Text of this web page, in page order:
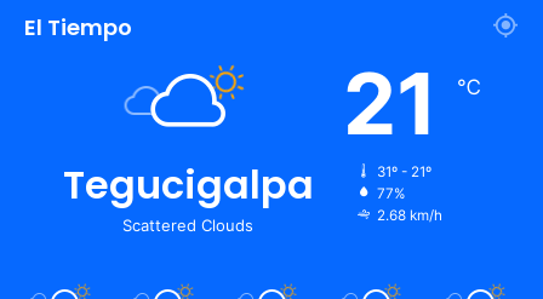
El Tiempo
Tegucigalpa
Scattered Clouds
21 ℃
31º - 21º
77%
2.68 km/h